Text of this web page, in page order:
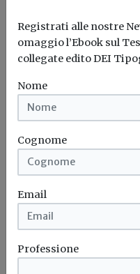
Concorso Inps
tempo
architetti
Redazione Build News
Pubblicato in Gazzetta
pubblico. Prevista la
Registrati alle nostre
omaggio l’Ebook sul
collegate edito DEI
Nome
Cognome
Email
Professione